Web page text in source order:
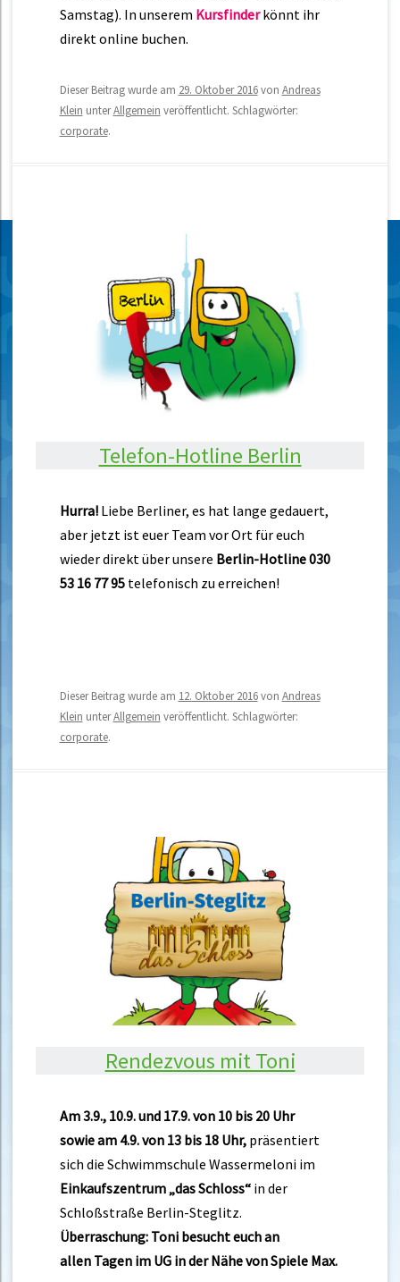
Samstag). In unserem Kursfinderkönnt ihr
direkt online buchen.
Dieser Beitrag wurde am 29. Oktober 2016von Andreas
Klein unterAllgemein veröffentlicht. Schlagwörter:
corporate.
Telefon-Hotline Berlin
Hurra! Liebe Berliner, es hat lange gedauert,
aber jetzt ist euer Team vor Ort für euch
wieder direkt über unsere Berlin-Hotline030
53 16 77 95 telefonisch zu erreichen!
Dieser Beitrag wurde am 12. Oktober 2016von Andreas
Klein unterAllgemein veröffentlicht. Schlagwörter:
corporate.
Rendezvous mit Toni
Am 3.9., 10.9. und 17.9. von 10 bis 20 Uhr
sowie am 4.9. von 13 bis 18 Uhr,präsentiert
sich die Schwimmschule Wassermeloni im
Einkaufszentrum „das Schloss“ in der
Schloßstraße Berlin-Steglitz.
Überraschung: Toni besucht euch an
allen Tagen im UG in der Nähe von Spiele Max.